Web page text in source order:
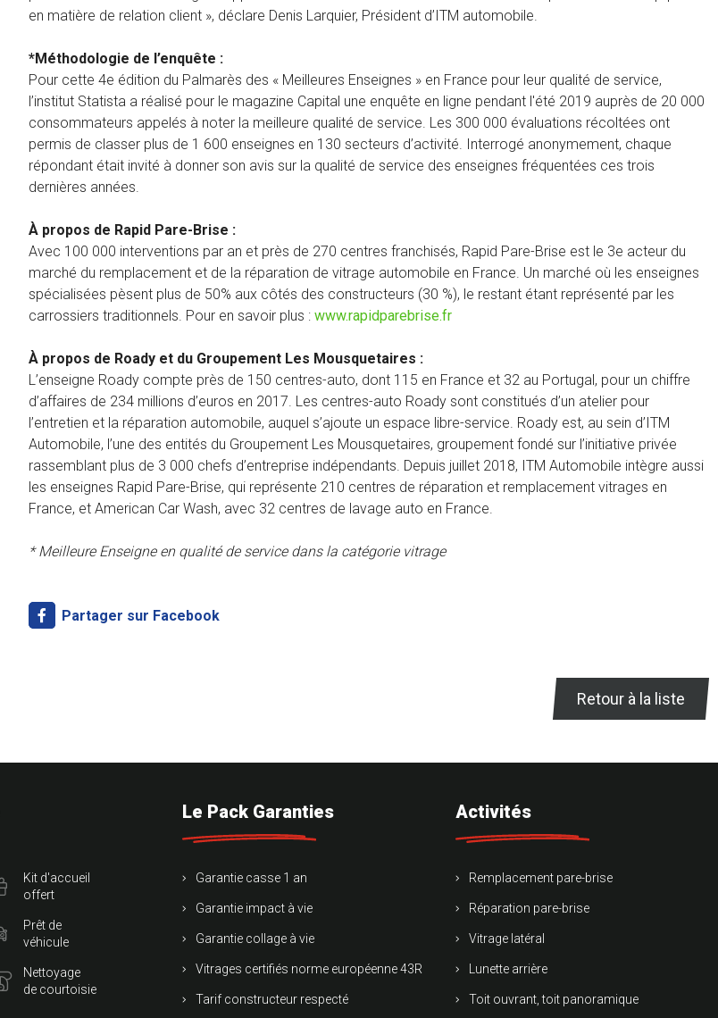
en matière de relation client », déclare Denis Larquier, Président d’ITM automobile.
*Méthodologie de l’enquête :
Pour cette 4e édition du Palmarès des « Meilleures Enseignes » en France pour leur qualité de service,
l’institut Statista a réalisé pour le magazine Capital une enquête en ligne pendant l'été 2019 auprès de 20 000
consommateurs appelés à noter la meilleure qualité de service. Les 300 000 évaluations récoltées ont
permis de classer plus de 1 600 enseignes en 130 secteurs d’activité. Interrogé anonymement, chaque
répondant était invité à donner son avis sur la qualité de service des enseignes fréquentées ces trois
dernières années.
À propos de Rapid Pare-Brise :
Avec 100 000 interventions par an et près de 270 centres franchisés, Rapid Pare-Brise est le 3e acteur du
marché du remplacement et de la réparation de vitrage automobile en France. Un marché où les enseignes
spécialisées pèsent plus de 50% aux côtés des constructeurs (30 %), le restant étant représenté par les
carrossiers traditionnels. Pour en savoir plus : www.rapidparebrise.fr
À propos de Roady et du Groupement Les Mousquetaires :
L’enseigne Roady compte près de 150 centres-auto, dont 115 en France et 32 au Portugal, pour un chiffre
d’affaires de 234 millions d’euros en 2017. Les centres-auto Roady sont constitués d’un atelier pour
l’entretien et la réparation automobile, auquel s’ajoute un espace libre-service. Roady est, au sein d’ITM
Automobile, l’une des entités du Groupement Les Mousquetaires, groupement fondé sur l’initiative privée
rassemblant plus de 3 000 chefs d’entreprise indépendants. Depuis juillet 2018, ITM Automobile intègre aussi
les enseignes Rapid Pare-Brise, qui représente 210 centres de réparation et remplacement vitrages en
France, et American Car Wash, avec 32 centres de lavage auto en France.
* Meilleure Enseigne en qualité de service dans la catégorie vitrage
Partager sur Facebook
Retour à la liste
Kit d'accueil
offert
Prêt de
véhicule
Nettoyage
de courtoisie
Le Pack Garanties
Garantie casse 1 an
Garantie impact à vie
Garantie collage à vie
Vitrages certifiés norme européenne 43R
Tarif constructeur respecté
Activités
Remplacement pare-brise
Réparation pare-brise
Vitrage latéral
Lunette arrière
Toit ouvrant, toit panoramique